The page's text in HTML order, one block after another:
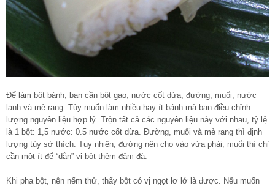
Để làm bột bánh, bạn cần bột gạo, nước cốt dừa, đường, muối, nước
lạnh và mè rang. Tùy muốn làm nhiều hay ít bánh mà bạn điều chỉnh
lượng nguyên liệu hợp lý. Trộn tất cả các nguyên liệu này với nhau, tỷ lệ
là 1 bột: 1,5 nước: 0.5 nước cốt dừa. Đường, muối và mè rang thì định
lượng tùy sở thích. Tuy nhiên, đường nên cho vào vừa phải, muối thì chỉ
cần một ít để “dằn” vị bột thêm đậm đà.
Khi pha bột, nên nếm thử, thấy bột có vị ngọt lơ lớ là được. Nếu muốn